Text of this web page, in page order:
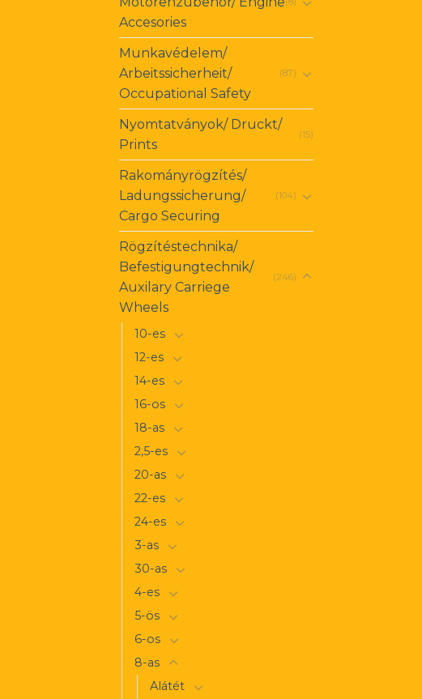
Accesories
Munkavédelem/
Arbeitssicherheit/
Occupational Safety
(87)
Nyomtatványok/ Druckt/
Prints
(15)
Rakományrögzítés/
Ladungssicherung/
Cargo Securing
(104)
Rögzítéstechnika/
Befestigungtechnik/
Auxilary Carriege
Wheels
(246)
10-es
12-es
14-es
16-os
18-as
2,5-es
20-as
22-es
24-es
3-as
30-as
4-es
5-ös
6-os
8-as
Alátét